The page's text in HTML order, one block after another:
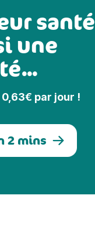
santé
une
0,63€ par jour !
2 mins